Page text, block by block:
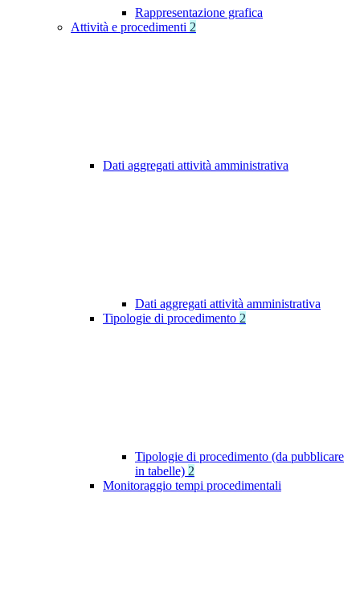
Rappresentazione grafica
Attività e procedimenti 2
Dati aggregati attività amministrativa
Dati aggregati attività amministrativa
Tipologie di procedimento 2
Tipologie di procedimento (da pubblicare
in tabelle) 2
Monitoraggio tempi procedimentali